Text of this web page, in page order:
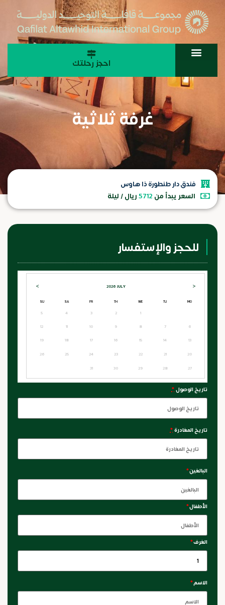
احجز رحلتك
غرفة ثلاثية
فندق دار طنطورة ذا هاوس
السعر يبدأ من 5712ريال / ليلة
للحجز والإستفسار
<
JULY
2026
>
MO
TU
WE
TH
FR
SA
SU
1
2
3
4
5
6
7
8
9
10
11
12
13
14
15
16
17
18
19
20
21
22
23
24
25
26
27
28
29
30
31
تاريخ الوصول*
تاريخ المغادرة*
البالغين*
الأطفال*
الغرف*
الاسم*